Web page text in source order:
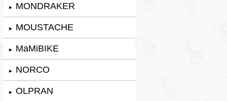
► MONDRAKER
► MOUSTACHE
► MaMiBIKE
► NORCO
► OLPRAN